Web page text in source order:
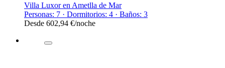
Villa Luxor en Ametlla de Mar
Personas: 7 · Dormitorios: 4 · Baños: 3
Desde 602,94 €/noche